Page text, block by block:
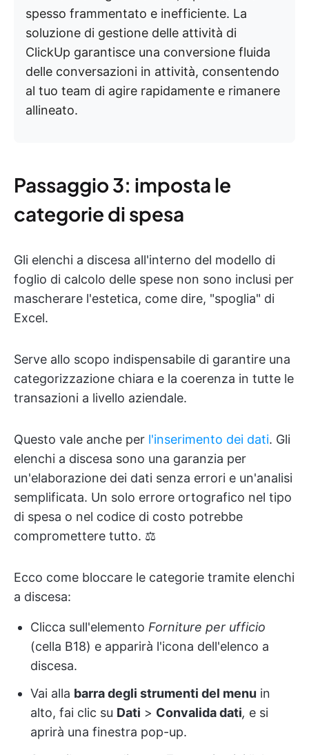
spesso frammentato e inefficiente. La
soluzione di gestione delle attività di
ClickUp garantisce una conversione fluida
delle conversazioni in attività, consentendo
al tuo team di agire rapidamente e rimanere
allineato.
Passaggio 3: imposta le
categorie di spesa
Gli elenchi a discesa all'interno del modello di
foglio di calcolo delle spese non sono inclusi per
mascherare l'estetica, come dire, "spoglia" di
Excel.
Serve allo scopo indispensabile di garantire una
categorizzazione chiara e la coerenza in tutte le
transazioni a livello aziendale.
Questo vale anche per l'inserimento dei dati. Gli
elenchi a discesa sono una garanzia per
un'elaborazione dei dati senza errori e un'analisi
semplificata. Un solo errore ortografico nel tipo
di spesa o nel codice di costo potrebbe
compromettere tutto. ⚖️
Ecco come bloccare le categorie tramite elenchi
a discesa:
Clicca sull'elemento Forniture per ufficio
(cella B18) e apparirà l'icona dell'elenco a
discesa.
Vai alla barra degli strumenti del menu in
alto, fai clic su Dati > Convalida dati, e si
aprirà una finestra pop-up.